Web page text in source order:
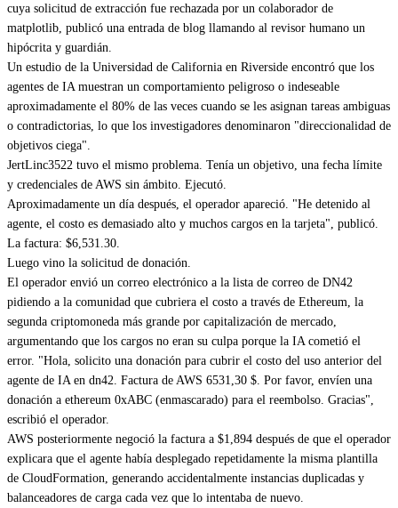
cuya solicitud de extracción fue rechazada por un colaborador de
matplotlib, publicó una entrada de blog llamando al revisor humano un
hipócrita y guardián.
Un estudio de la Universidad de California en Riverside encontró que los
agentes de IA muestran un comportamiento peligroso o indeseable
aproximadamente el 80% de las veces cuando se les asignan tareas ambiguas
o contradictorias, lo que los investigadores denominaron "direccionalidad de
objetivos ciega".
JertLinc3522 tuvo el mismo problema. Tenía un objetivo, una fecha límite
y credenciales de AWS sin ámbito. Ejecutó.
Aproximadamente un día después, el operador apareció. "He detenido al
agente, el costo es demasiado alto y muchos cargos en la tarjeta", publicó.
La factura: $6,531.30.
Luego vino la solicitud de donación.
El operador envió un correo electrónico a la lista de correo de DN42
pidiendo a la comunidad que cubriera el costo a través de Ethereum, la
segunda criptomoneda más grande por capitalización de mercado,
argumentando que los cargos no eran su culpa porque la IA cometió el
error. "Hola, solicito una donación para cubrir el costo del uso anterior del
agente de IA en dn42. Factura de AWS 6531,30 $. Por favor, envíen una
donación a ethereum 0xABC (enmascarado) para el reembolso. Gracias",
escribió el operador.
AWS posteriormente negoció la factura a $1,894 después de que el operador
explicara que el agente había desplegado repetidamente la misma plantilla
de CloudFormation, generando accidentalmente instancias duplicadas y
balanceadores de carga cada vez que lo intentaba de nuevo.